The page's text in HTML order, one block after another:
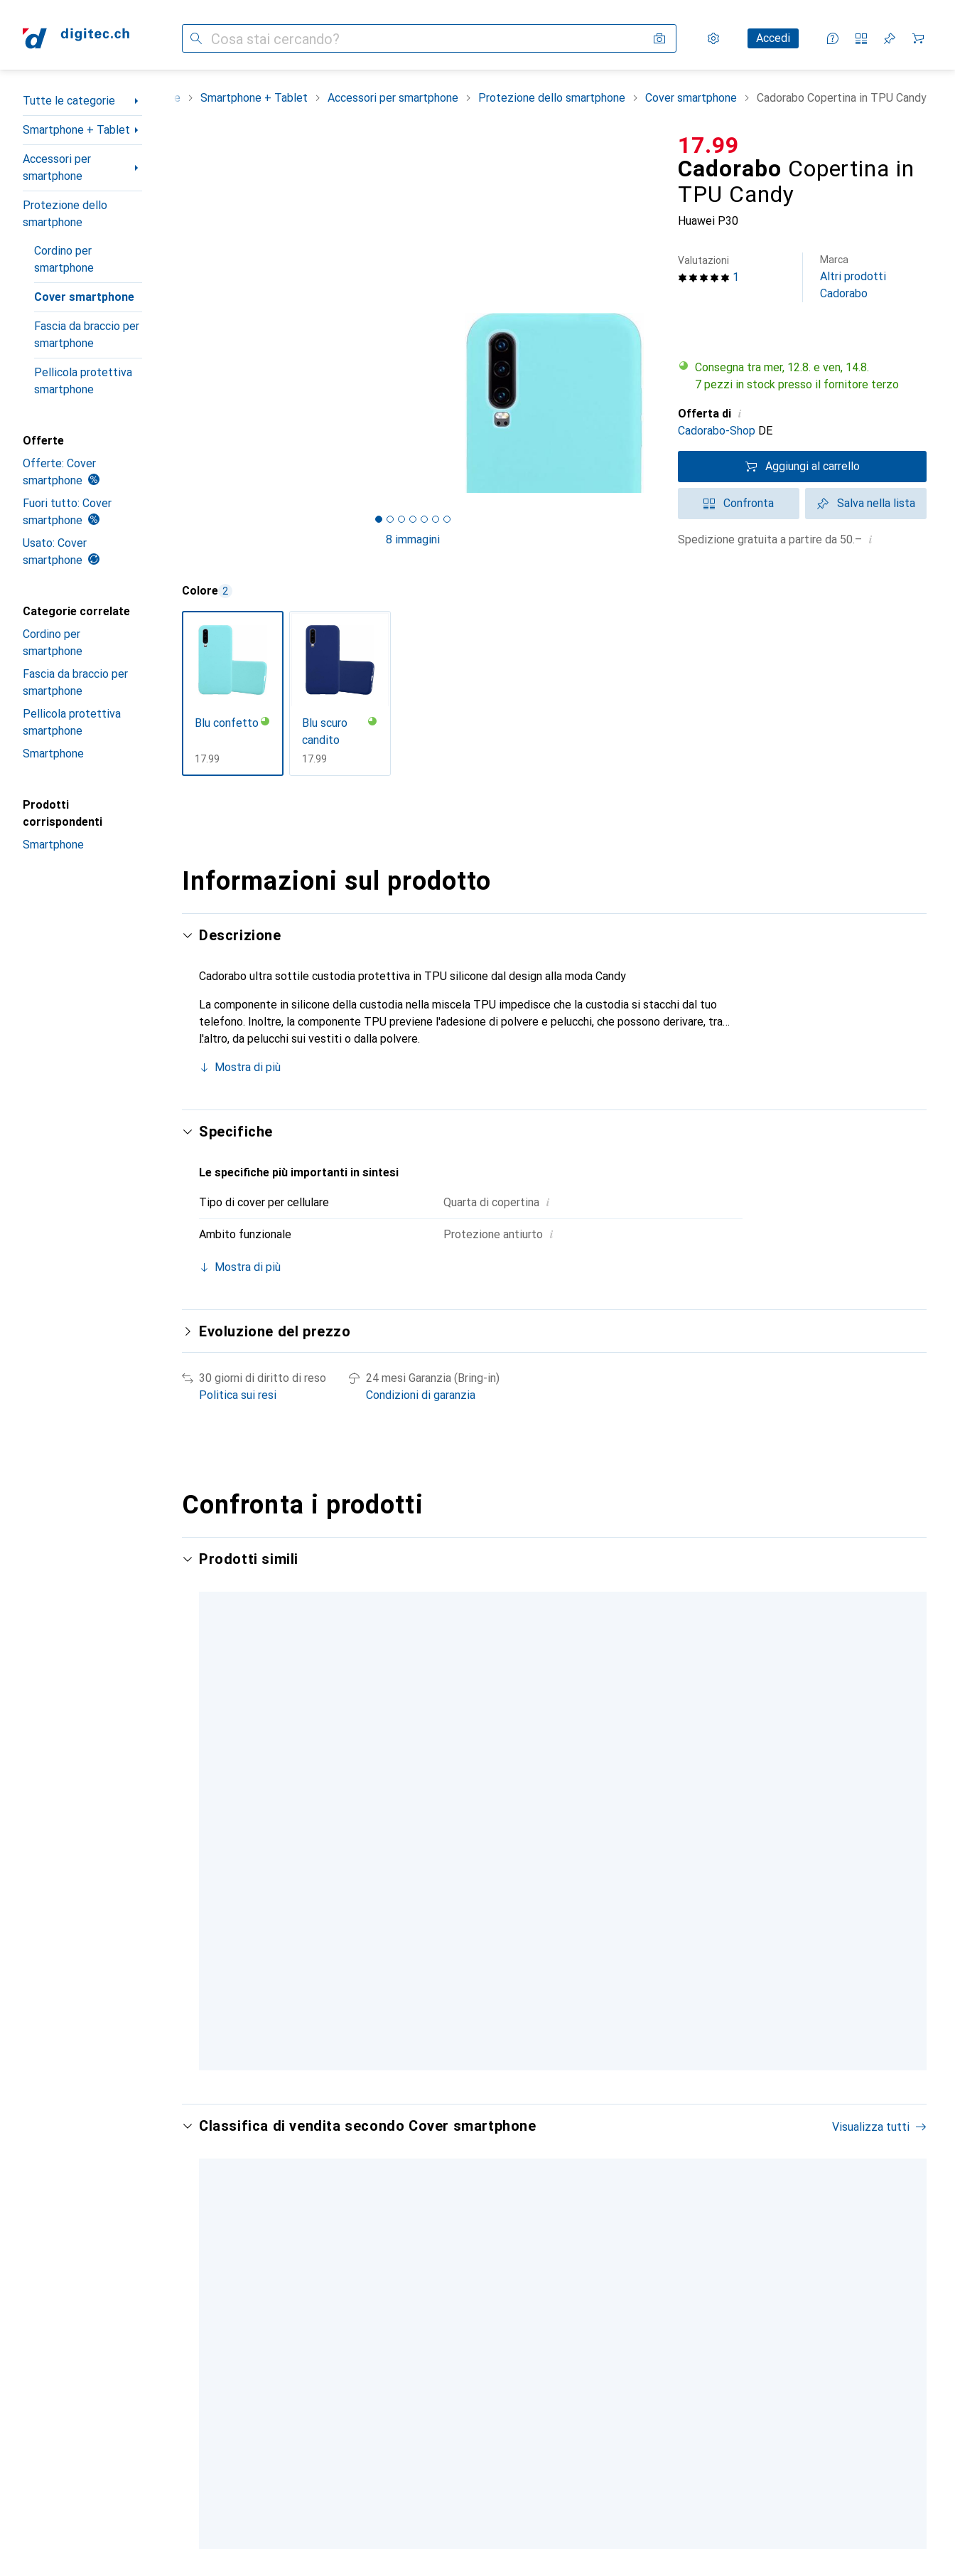
Cerca Impostazioni
Conto clienteAccedi
Liste di confronto
Liste dei desideri
Carrello
Categoria Navigazione
Tutte le categorie
Smartphone + Tablet
Accessori per
smartphone
Protezione dello
smartphone
Cordino per
smartphone
Cover smartphone
Fascia da braccio per
smartphone
Pellicola protettiva
smartphone
Offerte
Offerte: Cover
smartphone
Fuori tutto: Cover
smartphone
Usato: Cover
smartphone
Categorie correlate
Cordino per
smartphone
Fascia da braccio per
smartphone
Pellicola protettiva
smartphone
Smartphone
Prodotti
corrispondenti
Smartphone
Tutte le categorie Smartphone + Tablet Accessori per smartphone Protezione dello smartphone Cover smartphone Cadorabo Copertina in TPU Candy
8 immagini
Cadorabo Copertina in
TPU Candy
Huawei P30
CHF
17.99
1
Valutazioni Marca
Altri prodotti
Cadorabo
Consegna tra mer, 12.8. e ven, 14.8.
7 pezzi in stock presso il fornitore terzo
Offerta di i
Cadorabo-Shop DE
Aggiungi al carrello
Confronta Salva nella lista
Spedizione gratuita a partire da 50.– i
Colore 2
Blu confetto
CHF
17.99
Blu scuro
candito
CHF
17.99
Informazioni sul prodotto
Descrizione
Cadorabo ultra sottile custodia protettiva in TPU silicone dal design alla moda Candy
La componente in silicone della custodia nella miscela TPU impedisce che la custodia si stacchi dal tuo
telefono. Inoltre, la componente TPU previene l'adesione di polvere e pelucchi, che possono derivare, tra
l'altro, da pelucchi sui vestiti o dalla polvere.
Mostra di più
Specifiche
Le specifiche più importanti in sintesi
Tipo di cover per cellulare Quarta di copertina i
Ambito funzionale Protezione antiurto i
Mostra di più
Evoluzione del prezzo
30 giorni di diritto di reso
Politica sui resi
24 mesi Garanzia (Bring-in)
Condizioni di garanzia
Confronta i prodotti
Prodotti simili
Classifica di vendita secondo Cover smartphone Visualizza tutti